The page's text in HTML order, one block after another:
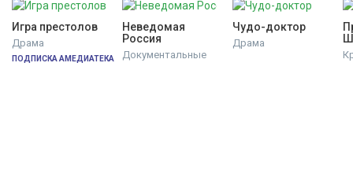
Игра престолов
Драма
ПОДПИСКА АМЕДИАТЕКА
Неведомая
Россия
Документальные
Чудо-доктор
Драма